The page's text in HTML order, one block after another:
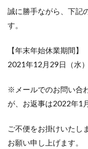
誠に勝手ながら、下記
す。
【年末年始休業期間】
2021年12月29日（水
※メールでのお問い合
が、お返事は2022年1
ご不便をお掛けいたし
お願い申し上げます。